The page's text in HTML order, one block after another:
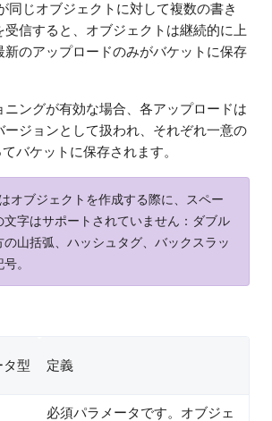
同じオブジェクトに対して複数の書き
受信すると、オブジェクトは継続的に上
新のアップロードのみがバケットに保存
ニングが有効な場合、各アップロードは
ージョンとして扱われ、それぞれ一意の
バケットに保存されます。
オブジェクトを作成する際に、スペー
文字はサポートされていません：ダブル
の山括弧、ハッシュタグ、バックスラッ
。
タ型 定義
必須パラメータです。オブジェ